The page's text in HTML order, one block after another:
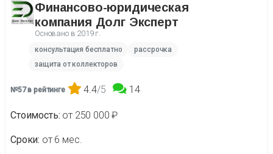
Финансово-юридическая
компания Долг Эксперт
Основано в 2019 г.
консультация бесплатно
рассрочка
защита от коллекторов
№57 в рейтинге 4.4/5 14
Стоимость от 250 000 ₽
Сроки от 6 мес.